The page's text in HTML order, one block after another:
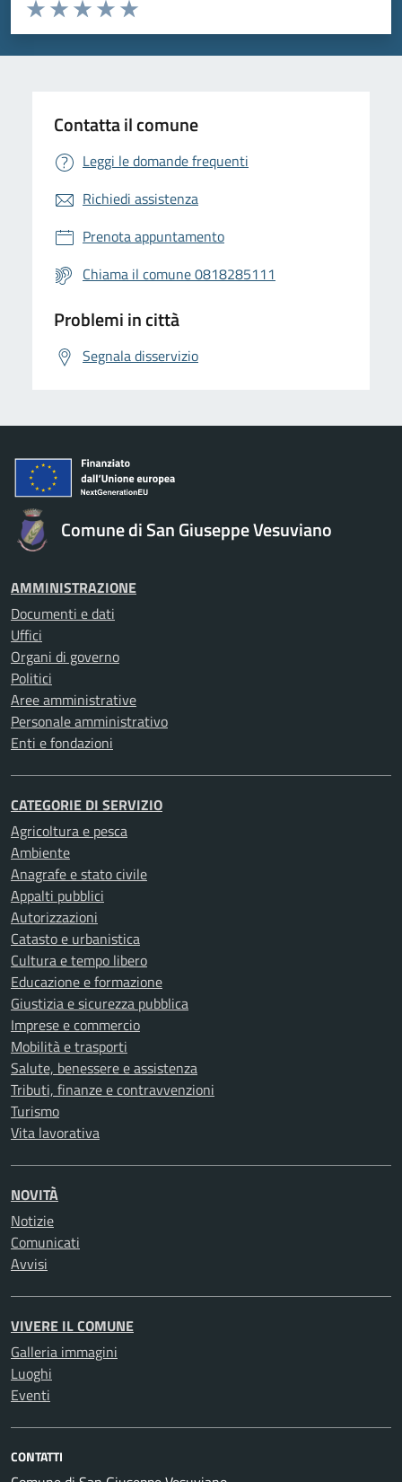
Valuta 5 stelle su 5
Valuta 4 stelle su 5
Valuta 3 stelle su 5
Valuta 2 stelle su 5
Valuta 1 stelle su 5
Contatta il comune
Leggi le domande frequenti
Richiedi assistenza
Prenota appuntamento
Chiama il comune 0818285111
Problemi in città
Segnala disservizio
Comune di San Giuseppe Vesuviano
AMMINISTRAZIONE
Documenti e dati
Uffici
Organi di governo
Politici
Aree amministrative
Personale amministrativo
Enti e fondazioni
CATEGORIE DI SERVIZIO
Agricoltura e pesca
Ambiente
Anagrafe e stato civile
Appalti pubblici
Autorizzazioni
Catasto e urbanistica
Cultura e tempo libero
Educazione e formazione
Giustizia e sicurezza pubblica
Imprese e commercio
Mobilità e trasporti
Salute, benessere e assistenza
Tributi, finanze e contravvenzioni
Turismo
Vita lavorativa
NOVITÀ
Notizie
Comunicati
Avvisi
VIVERE IL COMUNE
Galleria immagini
Luoghi
Eventi
CONTATTI